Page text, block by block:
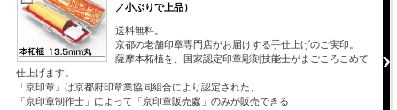
／小ぶりで上品）
送料無料。
京都の老舗印章専門店がお届けする手仕上げのご実印。
薩摩本柘植を、国家認定印章彫刻技能士がまごころこめて
仕上げます。
「京印章」は京都府印章業協同組合により認定された、
「京印章制作士」によって「京印章販売處」のみが販売できる